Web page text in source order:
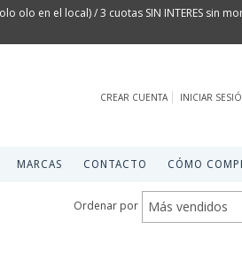
olo en el local) / 3 cuotas SIN INTERES sin
CREAR CUENTA INICIAR
MARCAS CONTACTO CÓMO
Ordenar por